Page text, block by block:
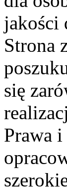
jakości
Strona
się
Prawa